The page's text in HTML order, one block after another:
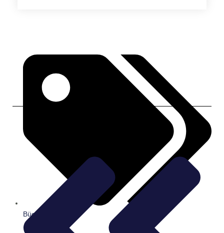
Bücher